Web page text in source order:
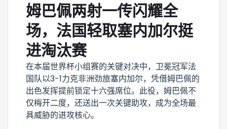
姆巴佩两射一传闪耀全
场，法国轻取塞内加尔挺
进淘汰赛
在本届世界杯小组赛的关键对决中，卫冕冠军法
国队以3-1力克非洲劲旅塞内加尔，凭借姆巴佩的
出色发挥提前锁定十六强席位。此役，姆巴佩不
仅梅开二度，还送出一次关键助攻，成为全场最
具威胁的进攻核心。